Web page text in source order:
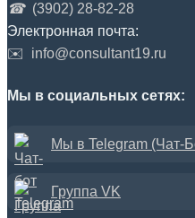
☎ (3902) 28-82-28
Электронная почта:
✉️
info@consultant19.ru
Мы в социальных сетях:
Мы в Telegram (Чат-
Группа VK